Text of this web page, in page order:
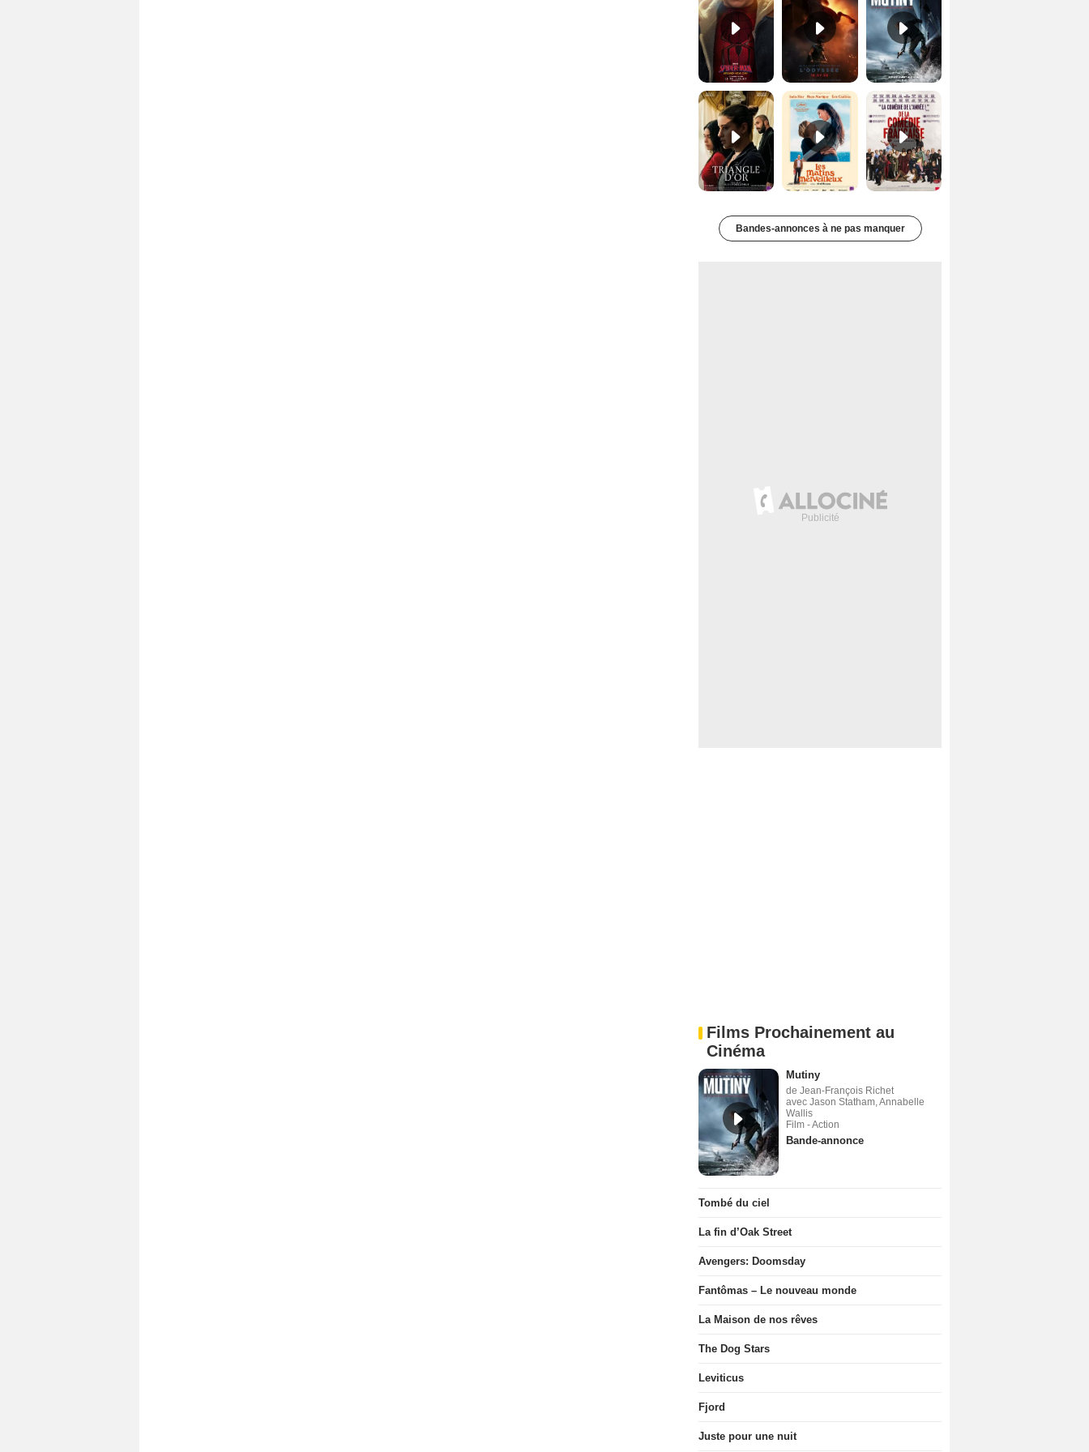
Les Matins merveilleux Bande-annonce VF De la Comédie-Française Teaser VF
Bandes-annonces à ne pas manquer
Films Prochainement au
Cinéma
Mutiny
de Jean-François Richet
avec Jason Statham, Annabelle
Wallis
Film - Action
Bande-annonce
Tombé du ciel
La fin d’Oak Street
Avengers: Doomsday
Fantômas – Le nouveau monde
La Maison de nos rêves
The Dog Stars
Leviticus
Fjord
Juste pour une nuit